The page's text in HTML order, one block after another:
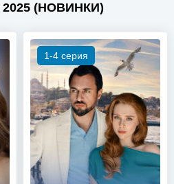
(НОВИНКИ)
1-4 серия